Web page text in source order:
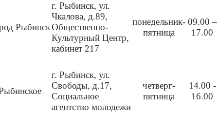
Рыбинск
г. Рыбинск, ул.
Чкалова, д.89,
Общественно-
Культурный Центр,
кабинет 217
понедельник-
пятница
09.00 –
17.00
г. Рыбинск, ул.
Свободы, д.17,
Социальное
агентство молодежи
четверг-
пятница
14.00 -
16.00